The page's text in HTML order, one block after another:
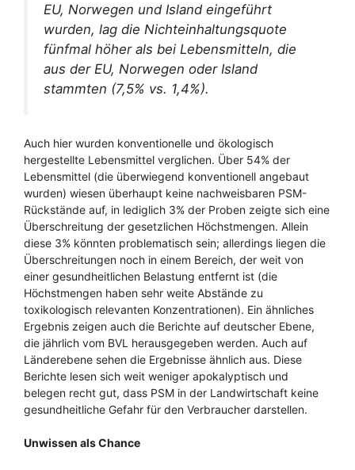
EU, Norwegen und Island eingeführt
wurden, lag die Nichteinhaltungsquote
fünfmal höher als bei Lebensmitteln, die
aus der EU, Norwegen oder Island
stammten (7,5% vs. 1,4%).
Auch hier wurden konventionelle und ökologisch
hergestellte Lebensmittel verglichen. Über 54% der
Lebensmittel (die überwiegend konventionell angebaut
wurden) wiesen überhaupt keine nachweisbaren PSM-
Rückstände auf, in lediglich 3% der Proben zeigte sich eine
Überschreitung der gesetzlichen Höchstmengen. Allein
diese 3% könnten problematisch sein; allerdings liegen die
Überschreitungen noch in einem Bereich, der weit von
einer gesundheitlichen Belastung entfernt ist (die
Höchstmengen haben sehr weite Abstände zu
toxikologisch relevanten Konzentrationen). Ein ähnliches
Ergebnis zeigen auch die Berichte auf deutscher Ebene,
die jährlich vom BVL herausgegeben werden. Auch auf
Länderebene sehen die Ergebnisse ähnlich aus. Diese
Berichte lesen sich weit weniger apokalyptisch und
belegen recht gut, dass PSM in der Landwirtschaft keine
gesundheitliche Gefahr für den Verbraucher darstellen.
Unwissen als Chance